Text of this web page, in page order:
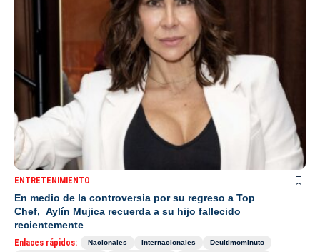
ENTRETENIMIENTO
En medio de la controversia por su regreso a Top
Chef, Aylín Mujica recuerda a su hijo fallecido
recientemente
Enlaces rápidos: Nacionales Internacionales
Deultimominuto